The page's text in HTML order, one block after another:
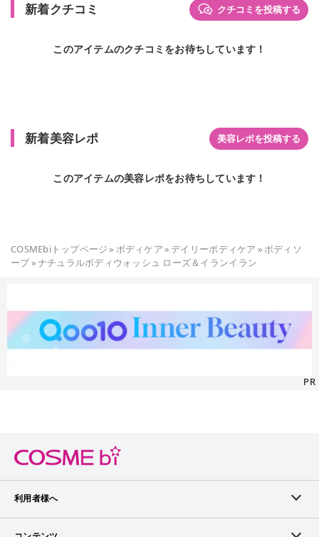
新着クチコミ クチコミを投稿する
このアイテムのクチコミをお待ちしています！
新着美容レポ 美容レポを投稿する
このアイテムの美容レポをお待ちしています！
COSMEbiトップページ» ボディケア» デイリーボディケア »ボディソ
ープ»ナチュラルボディウォッシュ ローズ＆イランイラン
PR
利用者様へ
メンバーログイン